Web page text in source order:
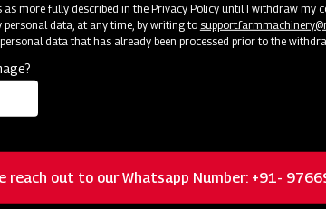
more fully described in the Privacy Policy until I withdraw my
data, at any time, by writing to
data that has already been processed prior to the
reach out to our Whatsapp Number: +91-